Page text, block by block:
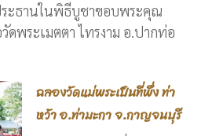
ะธานในพิธีบูชาขอบพระคุณ
ดพระเมตตา ไทรงาม อ.ปากท่อ
ฉลองวัดแม่พระเป็นที่พึ่ง ท่า
หว้า อ.ท่ามะกา จ.กาญจนบุรี